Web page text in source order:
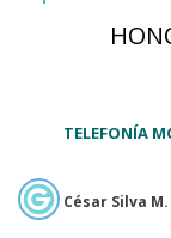
TELEFONÍA
César Silva